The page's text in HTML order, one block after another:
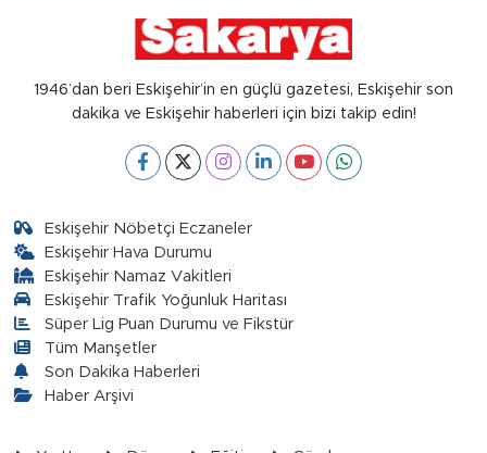
1946’dan beri Eskişehir’in en güçlü gazetesi, Eskişehir son
dakika ve Eskişehir haberleri için bizi takip edin!
Eskişehir Nöbetçi Eczaneler
Eskişehir Hava Durumu
Eskişehir Namaz Vakitleri
Eskişehir Trafik Yoğunluk Haritası
Süper Lig Puan Durumu ve Fikstür
Tüm Manşetler
Son Dakika Haberleri
Haber Arşivi